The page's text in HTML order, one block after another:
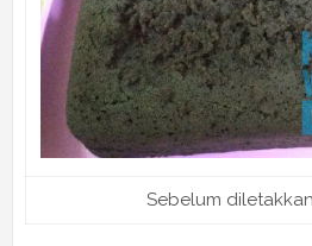
Sebelum